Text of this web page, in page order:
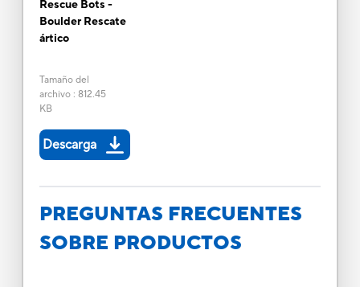
Rescue Bots -
Boulder Rescate
ártico
Tamaño del
archivo: 812.45
KB
Descarga
PREGUNTAS FRECUENTES
SOBRE PRODUCTOS